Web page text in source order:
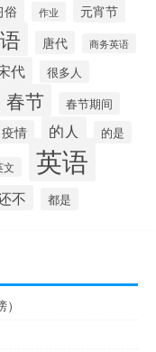
俗 作业 元宵节
唐代 商务英语
代 很多人
春节
春节期间
疫情 的人 的是
文 英语
不 都是